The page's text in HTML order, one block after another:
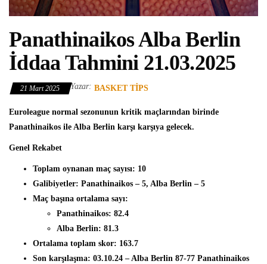
Panathinaikos Alba Berlin
İddaa Tahmini 21.03.2025
21 Mart 2025 Yazar: BASKET TIPS
Euroleague normal sezonunun kritik maçlarından birinde
Panathinaikos ile Alba Berlin karşı karşıya gelecek.
Genel Rekabet
Toplam oynanan maç sayısı: 10
Galibiyetler: Panathinaikos – 5, Alba Berlin – 5
Maç başına ortalama sayı:
Panathinaikos: 82.4
Alba Berlin: 81.3
Ortalama toplam skor: 163.7
Son karşılaşma: 03.10.24 – Alba Berlin 87-77 Panathinaikos